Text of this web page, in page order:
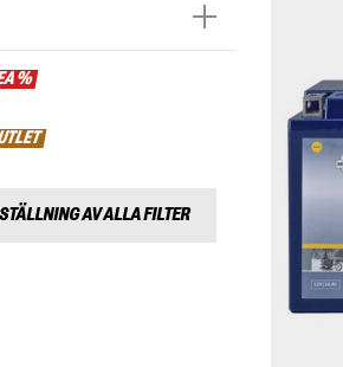
%
AV ALLA FILTER